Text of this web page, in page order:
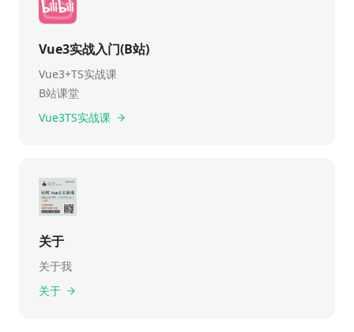
Vue3实战入门(B站)
Vue3+TS实战课
B站课堂
Vue3TS实战课
关于
关于我
关于